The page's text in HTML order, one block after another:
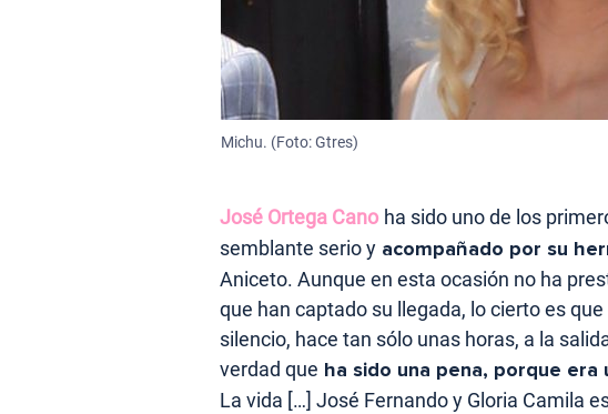
Michu. (Foto: Gtres)
José Ortega Cano ha sido uno de los
semblante serio y acompañado por su
Aniceto. Aunque en esta ocasión no ha
que han captado su llegada, lo cierto es
silencio, hace tan sólo unas horas, a la
verdad que ha sido una pena, porque era
La vida […] José Fernando y Gloria Camila